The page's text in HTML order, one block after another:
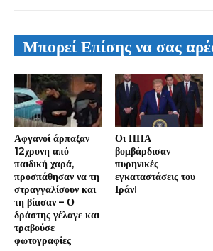
Μπορεί Επίσης να σας
Αφγανοί άρπαξαν
12χρονη από
παιδική χαρά,
προσπάθησαν να τη
στραγγαλίσουν και
τη βίασαν – Ο
δράστης γέλαγε και
τραβούσε
φωτογραφίες
Οι ΗΠΑ
βομβάρδισαν
πυρηνικές
εγκαταστάσεις του
Ιράν!